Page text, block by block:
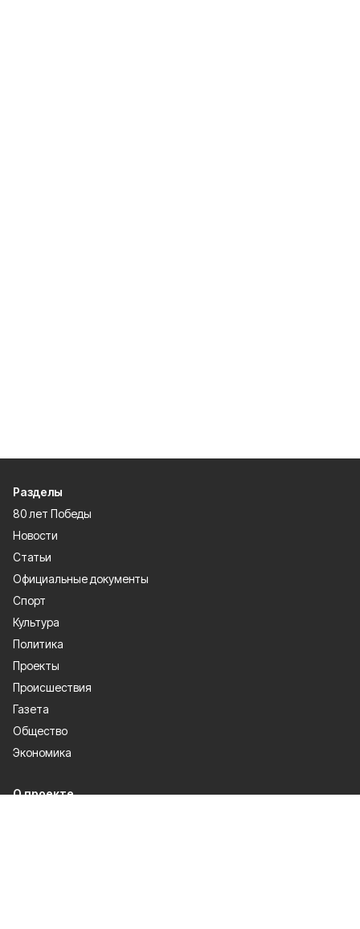
Разделы
80 лет Победы
Новости
Статьи
Официальные документы
Спорт
Культура
Политика
Проекты
Происшествия
Газета
Общество
Экономика
О проекте